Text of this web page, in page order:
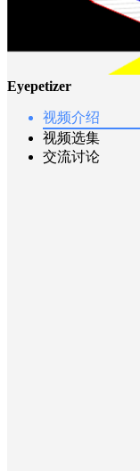
Eyepetizer
视频介绍
视频选集
交流讨论